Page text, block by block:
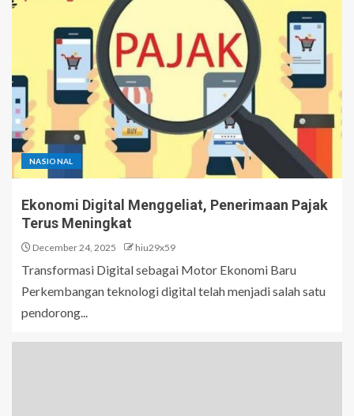
NASIONAL
Ekonomi Digital Menggeliat, Penerimaan Pajak
Terus Meningkat
December 24, 2025 hiu29x59
Transformasi Digital sebagai Motor Ekonomi Baru
Perkembangan teknologi digital telah menjadi salah satu
pendorong...